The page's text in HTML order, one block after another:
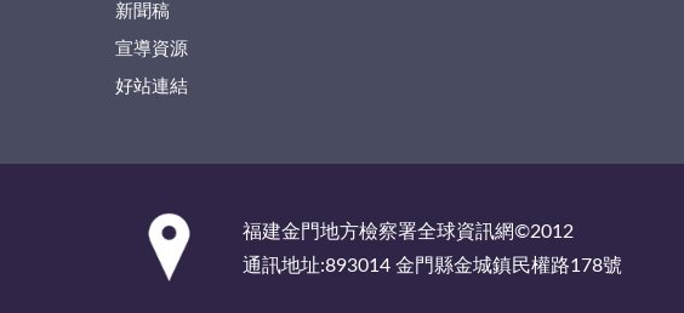
新聞稿
宣導資源
好站連結
福建金門地方檢察署全球資訊網©2012
通訊地址:893014 金門縣金城鎮民權路178號